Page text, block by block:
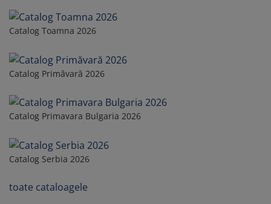
Catalog Toamna 2026
Catalog Primăvară 2026
Catalog Primavara Bulgaria 2026
Catalog Serbia 2026
toate cataloagele